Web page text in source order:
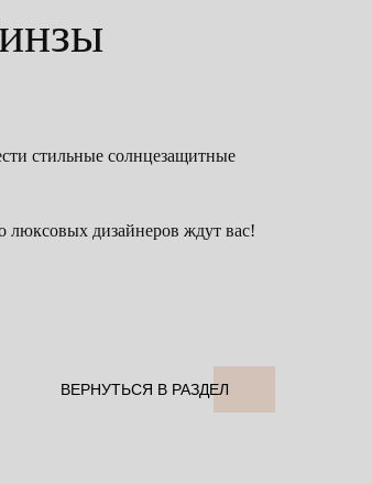
стильные солнцезащитные
люксовых дизайнеров ждут вас!
ВЕРНУТЬСЯ В РАЗДЕЛ